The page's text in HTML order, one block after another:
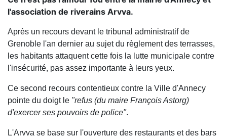
l'association de riverains Arvva.
Après un recours devant le tribunal administratif de
Grenoble l'an dernier au sujet du règlement des terrasses,
les habitants attaquent cette fois la lutte municipale contre
l'insécurité, pas assez importante à leurs yeux.
Ce second recours contentieux contre la Ville d'Annecy
pointe du doigt le "refus (du maire François Astorg)
d'exercer ses pouvoirs de police".
L'Arvva se base sur l'ouverture des restaurants et des bars